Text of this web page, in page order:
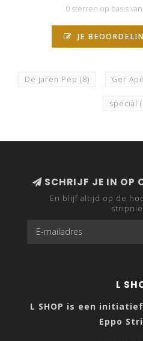
0 sterren op basis
JE
De jaren Pep (8) Ger
special
SCHRIJF JE IN OP
En blijf altijd op de
L
L SHOP is een
Eppo